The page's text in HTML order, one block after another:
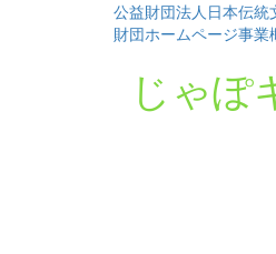
公益財団法人日本伝統
財団ホームページ事業
じゃぽ